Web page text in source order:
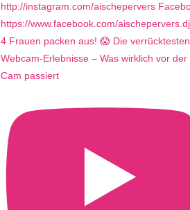
4 Frauen packen aus! 😱 Die verrücktesten
Webcam-Erlebnisse – Was wirklich vor der
Cam passiert